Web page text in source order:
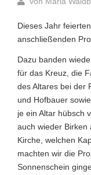
Dieses Jahr
anschließenden
Dazu banden
für das Kreuz, die
des Altares bei der
und Hofbauer
je ein Altar hübsch
auch wieder Birken
Kirche, welchen
machten wir die
Sonnenschein